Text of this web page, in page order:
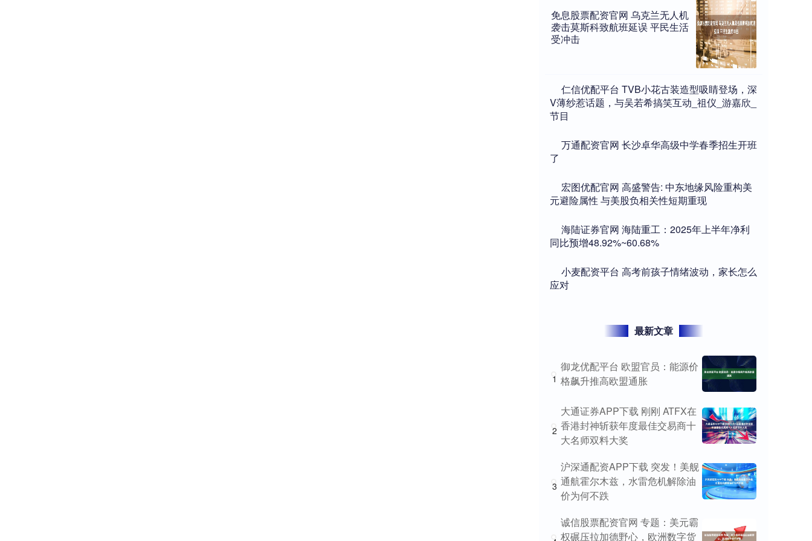
免息股票配资官网 乌克兰无人机
袭击莫斯科致航班延误 平民生活
受冲击
​仁信优配平台 TVB小花古装造型吸睛登场，深
V薄纱惹话题，与吴若希搞笑互动_祖仪_游嘉欣_
节目
​万通配资官网 长沙卓华高级中学春季招生开班
了
​宏图优配官网 高盛警告: 中东地缘风险重构美
元避险属性 与美股负相关性短期重现
​海陆证券官网 海陆重工：2025年上半年净利
同比预增48.92%~60.68%
​小麦配资平台 高考前孩子情绪波动，家长怎么
应对
最新文章
1
御龙优配平台 欧盟官员：能源价
格飙升推高欧盟通胀
2
大通证券APP下载 刚刚 ATFX在
香港封神斩获年度最佳交易商十
大名师双料大奖
3
沪深通配资APP下载 突发！美舰
通航霍尔木兹，水雷危机解除油
价为何不跌
诚信股票配资官网 专题：美元霸
权碾压拉加德野心，欧洲数字货